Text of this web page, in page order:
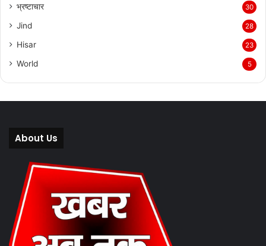
भ्रष्टाचार 30
Jind 28
Hisar 23
World 5
About Us